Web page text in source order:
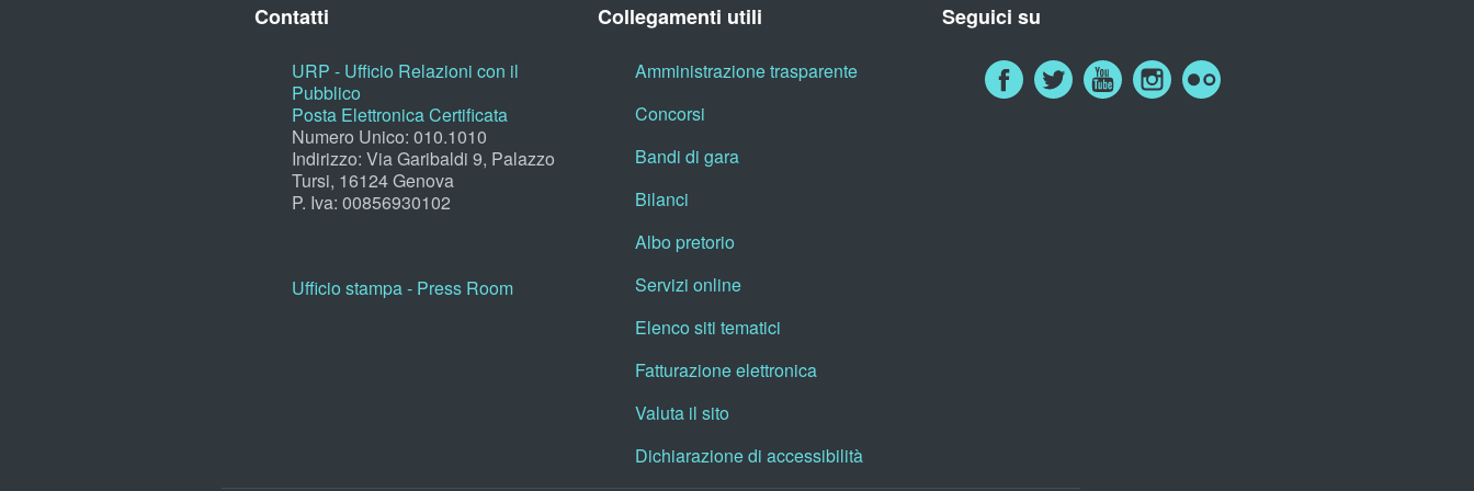
Contatti
URP - Ufficio Relazioni con il
Pubblico
Posta Elettronica Certificata
Numero Unico: 010.1010
Indirizzo: Via Garibaldi 9, Palazzo
Tursi, 16124 Genova
P. Iva: 00856930102
Ufficio stampa - Press Room
Collegamenti utili
Amministrazione trasparente
Concorsi
Bandi di gara
Bilanci
Albo pretorio
Servizi online
Elenco siti tematici
Fatturazione elettronica
Valuta il sito
Dichiarazione di accessibilità
Seguici su